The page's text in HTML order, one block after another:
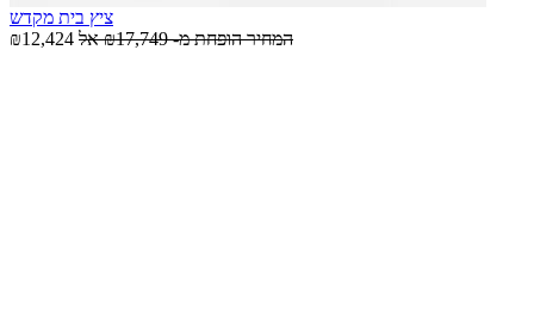
ציץ בית מקדש
₪12,424
המחיר הופחת מ-₪17,749 אל